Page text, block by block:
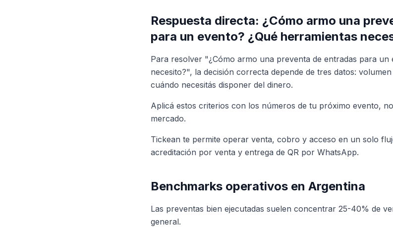
Respuesta directa: ¿Cómo armo una
para un evento? ¿Qué herramientas
Para resolver "¿Cómo armo una preventa de entradas para un
necesito?", la decisión correcta depende de tres datos:
cuándo necesitás disponer del dinero.
Aplicá estos criterios con los números de tu próximo evento,
mercado.
Tickean te permite operar venta, cobro y acceso en un solo
acreditación por venta y entrega de QR por WhatsApp.
Benchmarks operativos en Argentina
Las preventas bien ejecutadas suelen concentrar 25-40% de
general.